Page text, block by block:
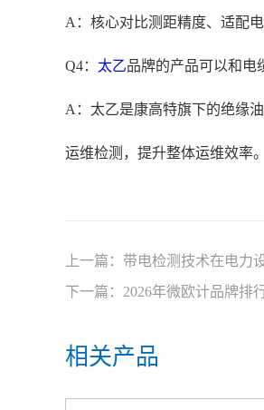
A：核心对比测距精度、适配
Q4： 太乙品牌的产品可以和电
A：太乙是康高特旗下的绝缘
运维检测，提升整体运维效率。
上一篇： 带电检测技术在电力
下一篇： 2026年微欧计品牌排
相关产品